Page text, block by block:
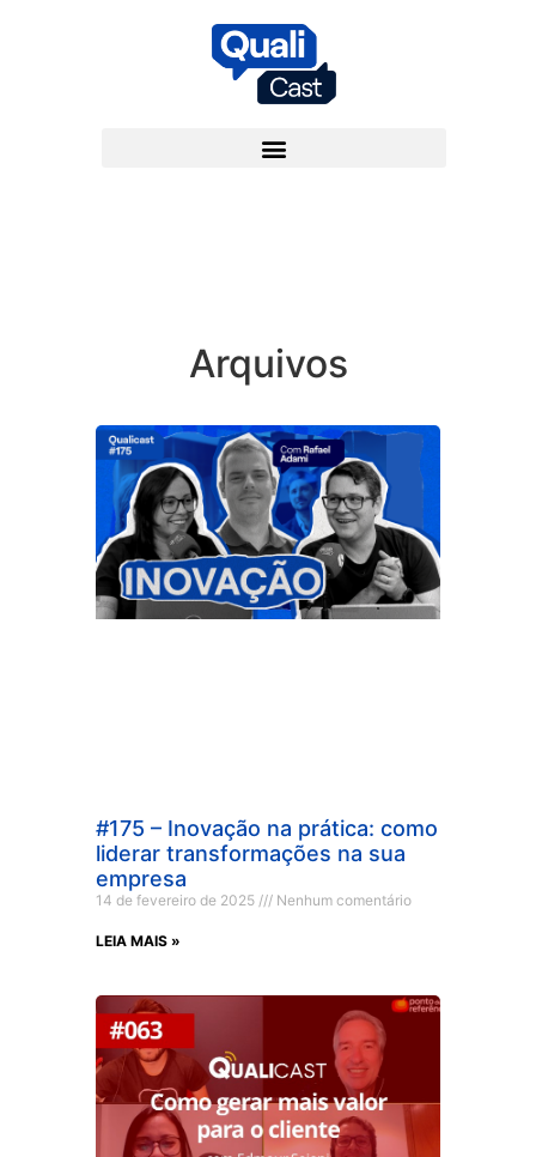
Arquivos
#175 – Inovação na prática: como
liderar transformações na sua
empresa
14 de fevereiro de 2025 Nenhum comentário
LEIA MAIS »